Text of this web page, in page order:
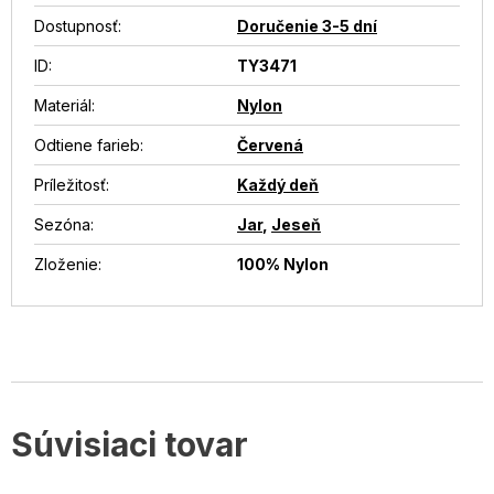
Súvisiaci tovar
Dostupnosť: Doručenie 3-5 dní
ID: TY3471
Materiál: Nylon
Odtiene farieb: Červená
Príležitosť: Každý deň
Sezóna: Jar, Jeseň
Zloženie: 100% Nylon